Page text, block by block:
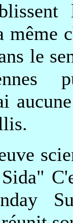
même
le